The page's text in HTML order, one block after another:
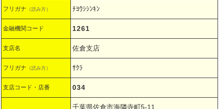
フリガナ （読み方） ﾁﾖｳｼｼﾝｷﾝ
金融機関コード 1261
支店名 佐倉支店
フリガナ （読み方） ｻｸﾗ
支店コード・店番 034
千葉県佐倉市海隣寺町5-11